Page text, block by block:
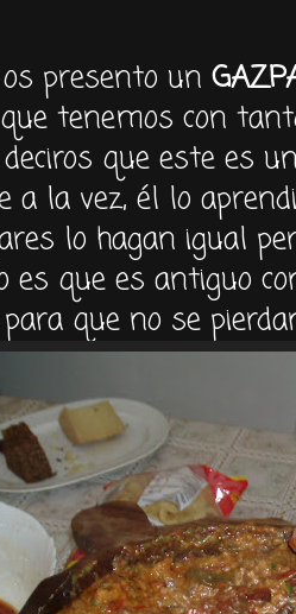
presento un
tenemos con
que este es
a la vez, él lo
lo hagan igual
es que es antiguo
para que no se